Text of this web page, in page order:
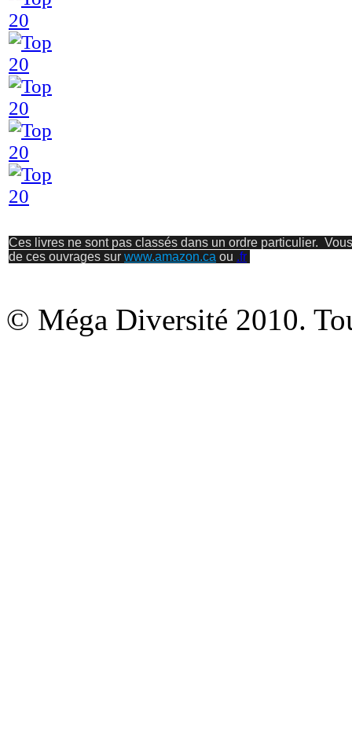
Ces livres ne sont pas classés dans un ordre particulier.
de ces ouvrages sur www.amazon.ca ou .fr
© Méga Diversité 2010.